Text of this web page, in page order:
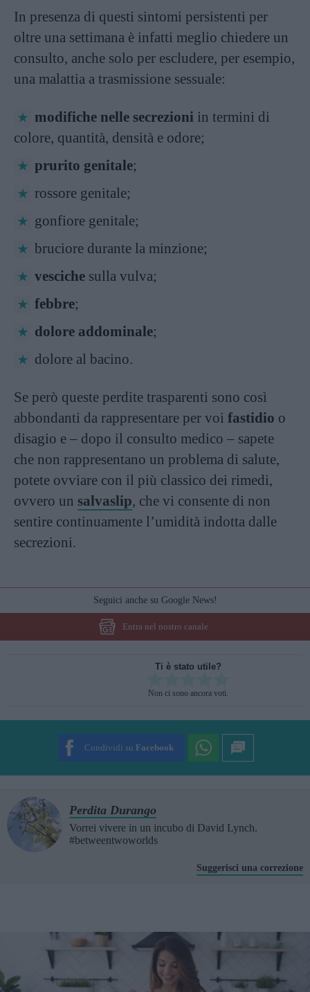
In presenza di questi sintomi persistenti per
oltre una settimana è infatti meglio chiedere un
consulto, anche solo per escludere, per esempio,
una malattia a trasmissione sessuale:
modifiche nelle secrezioni in termini di
colore, quantità, densità e odore;
prurito genitale;
rossore genitale;
gonfiore genitale;
bruciore durante la minzione;
vesciche sulla vulva;
febbre;
dolore addominale;
dolore al bacino.
Se però queste perdite trasparenti sono così
abbondanti da rappresentare per voi fastidio o
disagio e – dopo il consulto medico – sapete
che non rappresentano un problema di salute,
potete ovviare con il più classico dei rimedi,
ovvero un salvaslip, che vi consente di non
sentire continuamente l’umidità indotta dalle
secrezioni.
Seguici anche su Google News!
Entra nel nostro canale
Ti è stato utile?
Non ci sono ancora voti.
Condividi su Facebook
Perdita Durango
Vorrei vivere in un incubo di David Lynch.
#betweentwoworlds
Suggerisci una correzione